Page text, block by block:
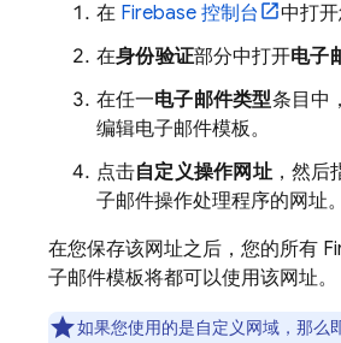
在 Firebase 控制台
中打开
在身份验证部分中打开电子
在任一电子邮件类型条目中
编辑电子邮件模板。
点击自定义操作网址，然后
子邮件操作处理程序的网址。
在您保存该网址之后，您的所有
子邮件模板将都可以使用该网址。
如果您使用的是自定义网域，那么